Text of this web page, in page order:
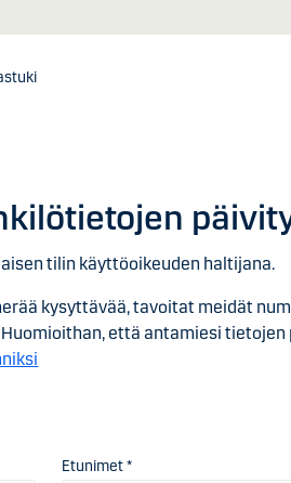
tilin käyttöoikeuden haltijana.
kysyttävää, tavoitat meidät
Huomioithan, että antamiesi
Etunimet *